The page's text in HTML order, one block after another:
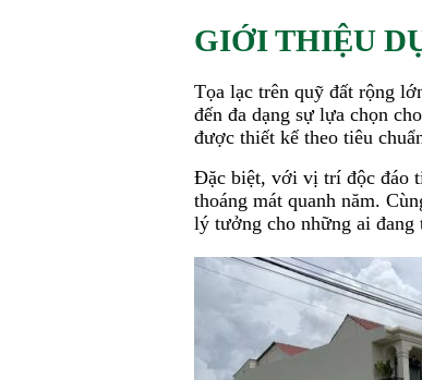
GIỚI THIỆU
Tọa lạc trên quỹ đất rộng
đến đa dạng sự lựa chọn
được thiết kế theo tiêu
Đặc biệt, với vị trí độc đáo
thoáng mát quanh năm.
lý tưởng cho những ai